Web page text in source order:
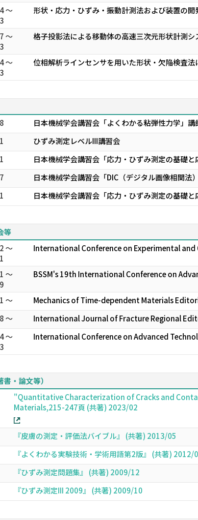
～
形状・応力・ひずみ・振動計測法および装置の
～
格子投影法による移動体の高速三次元形状計測
～
位相解析ラインセンサを用いた形状・欠陥検査
日本機械学会講習会「よくわかる粘弾性力学」講
ひずみ測定レベルIII講習会
日本機械学会講習会「応力・ひずみ測定の基礎と
日本機械学会講習会「DIC（デジタル画像相関法
日本機械学会講習会「応力・ひずみ測定の基礎と
等
～
International Conference on Experimental
～
BSSM's 19th International Conference on
～
Mechanics of Time-dependent Materials
～
International Journal of Fracture Regional
～
International Conference on Advanced
・論文等）
"Quantitative Characterization of Cracks and
Materials,215-247頁 (共著) 2023/02
『皮膚の測定・評価法バイブル』 (共著) 2013/05
『よくわかる実験技術・学術用語第2版』 (共著) 2012/
『ひずみ測定問題集』 (共著) 2009/12
『ひずみ測定III 2009』 (共著) 2009/10